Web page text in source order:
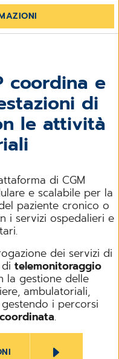
coordina e
di
le attività
di CGM
e scalabile per la
paziente cronico o
i servizi ospedalieri e
dei servizi di
telemonitoraggio
la gestione delle
ambulatoriali,
i percorsi
.